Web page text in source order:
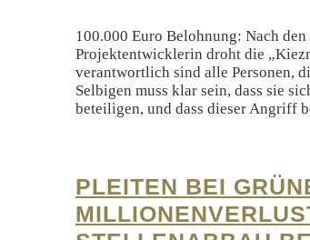
100.000 Euro Belohnung: Nach
Projektentwicklerin droht die
verantwortlich sind alle Personen,
Selbigen muss klar sein, dass sie
beteiligen, und dass dieser Angriff
PLEITEN BEI